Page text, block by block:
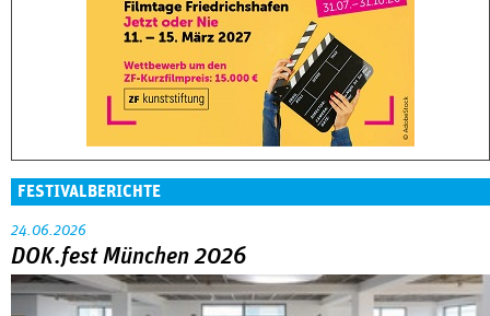
FESTIVALBERICHTE
24.06.2026
DOK.fest München 2026